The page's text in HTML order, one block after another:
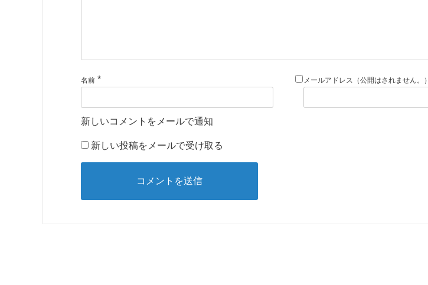
名前 * メールアドレス（公開はされません。）
新しいコメントをメールで通知
新しい投稿をメールで受け取る